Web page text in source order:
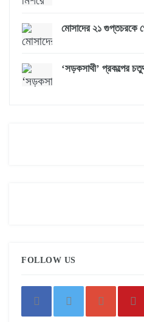
মোসাদের ২১ গুপ্তচরকে
‘সড়কসাথী’ প্রকল্পের
FOLLOW US